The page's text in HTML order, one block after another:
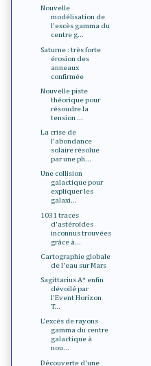
Nouvelle
modélisation de
l'excès gamma du
centre g...
Saturne : très forte
érosion des
anneaux
confirmée
Nouvelle piste
théorique pour
résoudre la
tension ...
La crise de
l'abondance
solaire résolue
par une ph...
Une collision
galactique pour
expliquer les
galaxi...
1031 traces
d'astéroïdes
inconnus trouvées
grâce à...
Cartographie globale
de l'eau sur Mars
Sagittarius A* enfin
dévoilé par
l'Event Horizon
T...
L'excès de rayons
gamma du centre
galactique à
nou...
Découverte d'une